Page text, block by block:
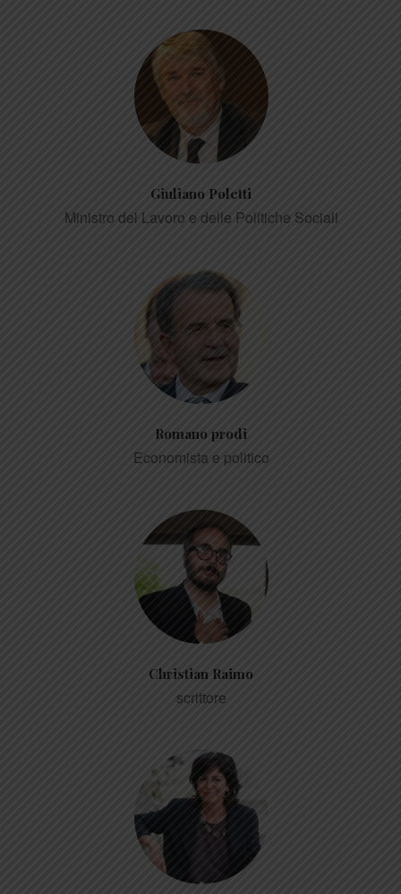
Giuliano Poletti
Ministro del Lavoro e delle Politiche Sociali
Romano prodi
Economista e politico
Christian Raimo
scrittore